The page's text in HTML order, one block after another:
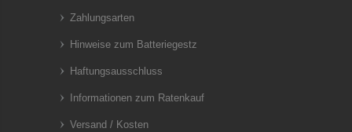
Zahlungsarten
Hinweise zum Batteriegestz
Haftungsausschluss
Informationen zum Ratenkauf
Versand / Kosten